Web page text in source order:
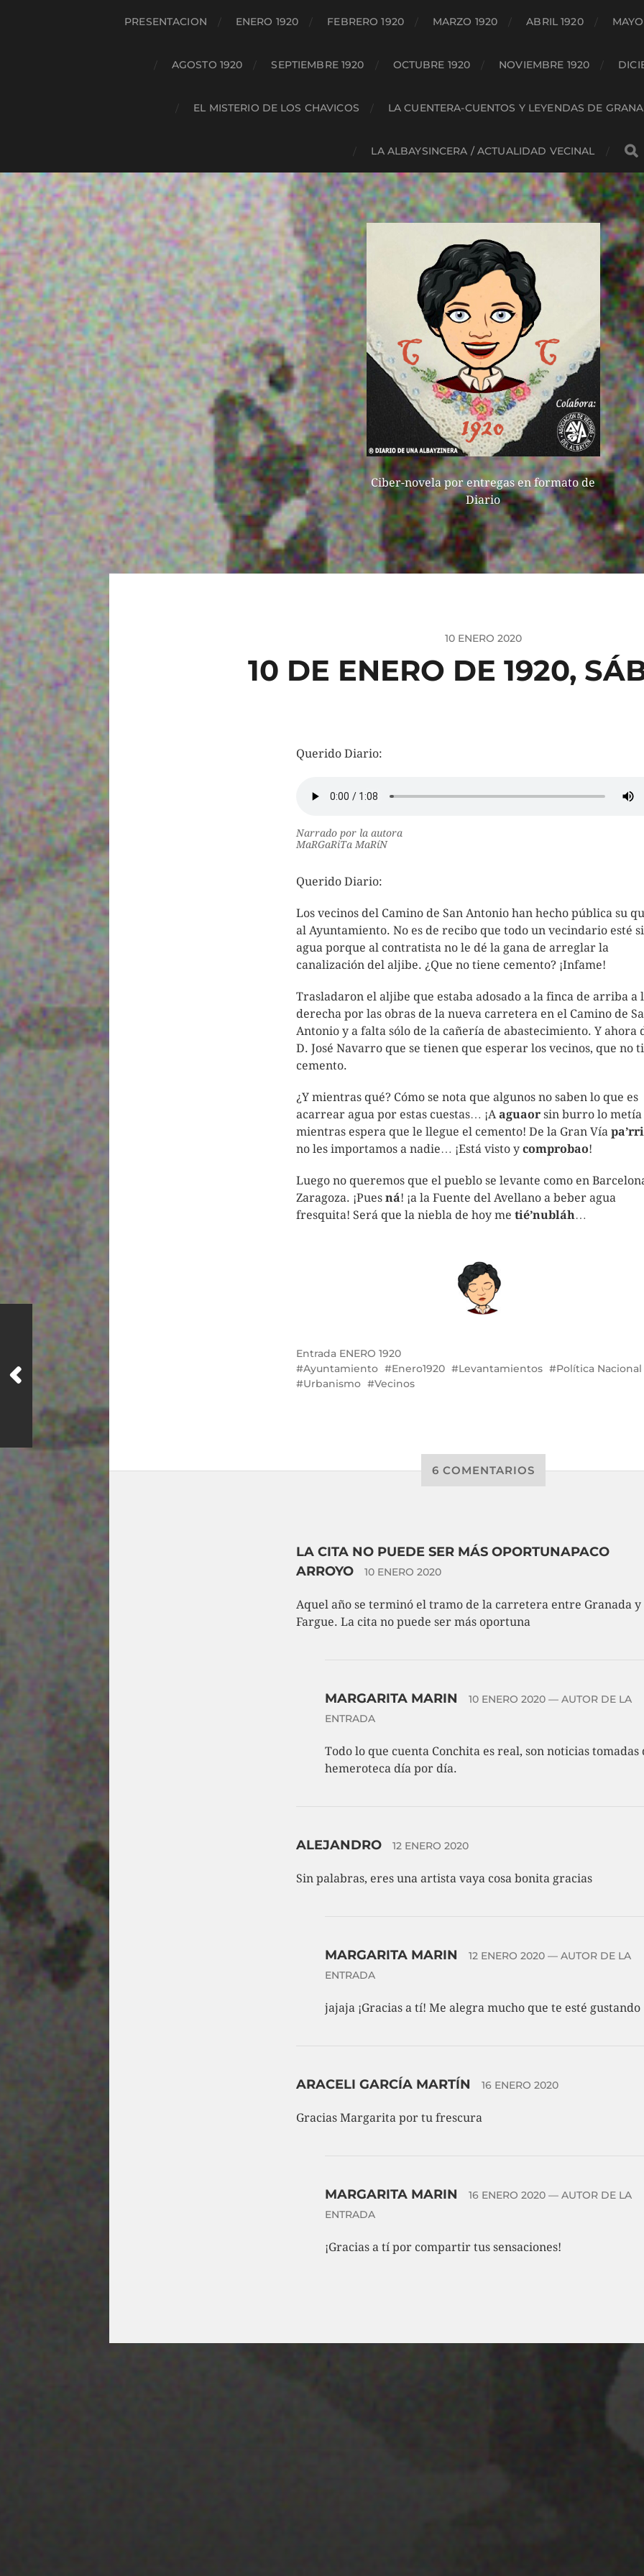
PRESENTACION ENERO 1920 FEBRERO 1920 MARZO 1920 ABRIL 1920
AGOSTO 1920 SEPTIEMBRE 1920 OCTUBRE 1920 NOVIEMBRE 1920
EL MISTERIO DE LOS CHAVICOS LA CUENTERA-CUENTOS Y LEYENDAS DE
LA ALBAYSINCERA / ACTUALIDAD VECINAL
Ciber-novela por entregas en formato de
Diario
10 ENERO 2020
10 DE ENERO DE 1920,
Querido Diario:
Narrado por la autora
MaRGaRiTa MaRíN
Querido Diario:
Los vecinos del Camino de San Antonio han hecho pública su
al Ayuntamiento. No es de recibo que todo un vecindario esté
agua porque al contratista no le dé la gana de arreglar la
canalización del aljibe. ¿Que no tiene cemento? ¡Infame!
Trasladaron el aljibe que estaba adosado a la finca de arriba a
derecha por las obras de la nueva carretera en el Camino de
Antonio y a falta sólo de la cañería de abastecimiento. Y ahora
D. José Navarro que se tienen que esperar los vecinos, que no
cemento.
¿Y mientras qué? Cómo se nota que algunos no saben lo que es
acarrear agua por estas cuestas… ¡Aaguaor sin burro lo metía
mientras espera que le llegue el cemento! De la Gran Vía
no les importamos a nadie… ¡Está visto y comprobao!
Luego no queremos que el pueblo se levante como en
Zaragoza. ¡Pues ná! ¡a la Fuente del Avellano a beber agua
fresquita! Será que la niebla de hoy me tié’nubláh…
Entrada ENERO 1920
Ayuntamiento
Enero1920 Levantamientos
Política Nacional
Urbanismo
Vecinos
6 COMENTARIOS
LA CITA NO PUEDE SER MÁS OPORTUNAPACO
ARROYO
10 ENERO 2020
Aquel año se terminó el tramo de la carretera entre Granada y
Fargue. La cita no puede ser más oportuna
MARGARITA MARIN 10 ENERO 2020 — AUTOR DE LA
ENTRADA
Todo lo que cuenta Conchita es real, son noticias tomadas
hemeroteca día por día.
ALEJANDRO 12 ENERO 2020
Sin palabras, eres una artista vaya cosa bonita gracias
MARGARITA MARIN 12 ENERO 2020 — AUTOR DE LA
ENTRADA
jajaja ¡Gracias a tí! Me alegra mucho que te esté gustando
ARACELI GARCÍA MARTÍN 16 ENERO 2020
Gracias Margarita por tu frescura
MARGARITA MARIN 16 ENERO 2020 — AUTOR DE LA
ENTRADA
¡Gracias a tí por compartir tus sensaciones!